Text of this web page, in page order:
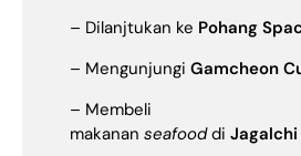
– Dilanjtukan ke Pohang
– Mengunjungi Gamcheon
– Membeli
makanan seafooddi Jagalchi